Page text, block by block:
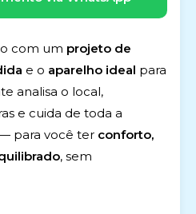
com um projeto de
e o aparelho ideal para
analisa o local,
e cuida de toda a
para você ter conforto,
, sem